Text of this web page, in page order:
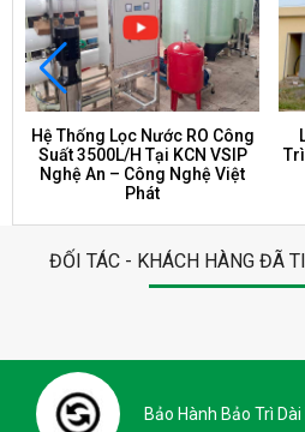
Hệ Thống Lọc Nước RO Công
Suất 3500L/H Tại KCN VSIP
Nghệ An – Công Nghệ Việt
Phát
ĐỐI TÁC - KHÁCH HÀNG ĐÃ
Bảo Hành Bảo Trì Dài